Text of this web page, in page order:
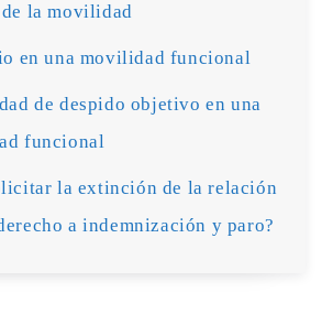
la movilidad
en una movilidad funcional
de despido objetivo en una
funcional
la extinción de la relación
a indemnización y paro?